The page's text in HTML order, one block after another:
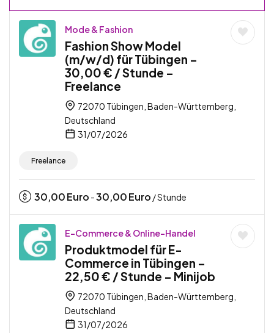
Mode & Fashion
Fashion Show Model
(m/w/d) für Tübingen –
30,00 € / Stunde –
Freelance
72070 Tübingen, Baden-Württemberg,
Deutschland
31/07/2026
Freelance
30,00Euro -30,00Euro / Stunde
E-Commerce & Online-Handel
Produktmodel für E-
Commerce in Tübingen –
22,50 € / Stunde – Minijob
72070 Tübingen, Baden-Württemberg,
Deutschland
31/07/2026